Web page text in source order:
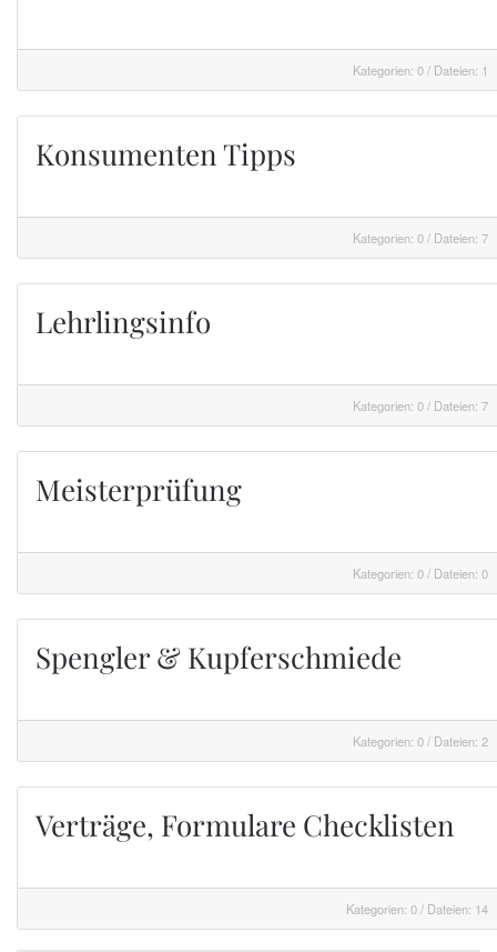
Kategorien: 0/ Dateien: 1
Konsumenten Tipps
Kategorien: 0/ Dateien: 7
Lehrlingsinfo
Kategorien: 0/ Dateien: 7
Meisterprüfung
Kategorien: 0/ Dateien: 0
Spengler & Kupferschmiede
Kategorien: 0/ Dateien: 2
Verträge, Formulare Checklisten
Kategorien: 0/ Dateien: 14